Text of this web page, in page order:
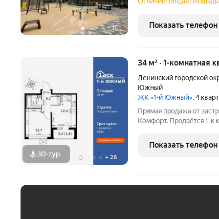
+11
Квартира в
Показать телефон
3D-тур + 26
34 м² · 1-комнатная
Ленинский городской
Южный
ЖК «1-й Южный», 4
Прямая продажа от
Комфорт. Продаётся 1-к
Линейная планировка -
удобство. -
Показать телефон